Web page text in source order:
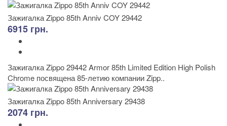
Зажигалка Zippo 85th Anniv COY 29442
6915 грн.
Зажигалка Zippo 29442 Armor 85th Limited Edition High Polish
Chrome посвящена 85-летию компании Zipp..
Зажигалка Zippo 85th Anniversary 29438
2074 грн.